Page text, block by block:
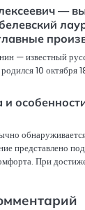
—
— известный
10 октября
и
представлено
При